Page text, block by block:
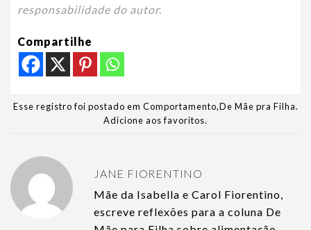
responsabilidade do autor.
Compartilhe
Esse registro foi postado em Comportamento,De Mãe pra Filha.
Adicione aos favoritos.
JANE FIORENTINO
Mãe da Isabella e Carol Fiorentino,
escreve reflexões para a coluna De